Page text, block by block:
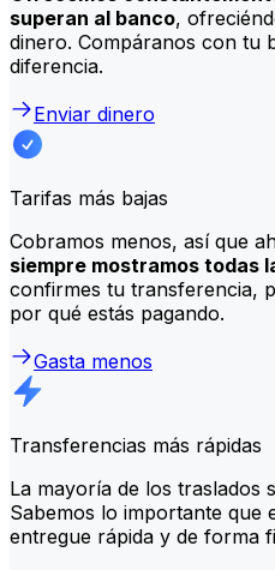
superan al banco,
dinero. Compáranos con tu
diferencia.
Enviar dinero
Tarifas más bajas
Cobramos menos, así que
siempre mostramos todas
confirmes tu transferencia,
por qué estás pagando.
Gasta menos
Transferencias más rápidas
La mayoría de los traslados
Sabemos lo importante que
entregue rápida y de forma